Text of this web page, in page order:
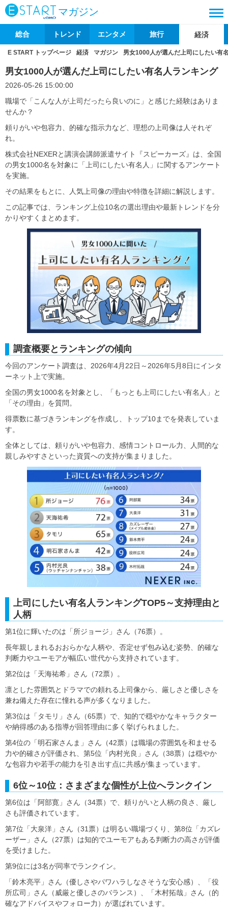
マガジン
総合 トレンド エンタメ 旅行 経済
E START トップページ 経済 マガジン 男女1000人が選んだ上司にしたい有
男女1000人が選んだ上司にしたい有名人ランキング
2026-05-26 15:00:00
職場で「こんな人が上司だったら良いのに」と感じた経験はありま
せんか？
頼りがいや包容力、的確な指示力など、理想の上司像は人それぞ
れ。
株式会社NEXERと講演会講師派遣サイト『スピーカーズ』は、全国
の男女1000名を対象に「上司にしたい有名人」に関するアンケート
を実施。
その結果をもとに、人気上司像の理由や特徴を詳細に解説します。
この記事では、ランキング上位10名の選出理由や最新トレンドを分
かりやすくまとめます。
調査概要とランキングの傾向
今回のアンケート調査は、2026年4月22日～2026年5月8日にインタ
ーネット上で実施。
全国の男女1000名を対象とし、「もっとも上司にしたい有名人」と
「その理由」を質問。
得票数に基づきランキングを作成し、トップ10までを発表していま
す。
全体としては、頼りがいや包容力、感情コントロール力、人間的な
親しみやすさといった資質への支持が集まりました。
上司にしたい有名人ランキングTOP5～支持理由と
人柄
第1位に輝いたのは「所ジョージ」さん（76票）。
長年親しまれるおおらかな人柄や、否定せず包み込む姿勢、的確な
判断力やユーモアが幅広い世代から支持されています。
第2位は「天海祐希」さん（72票）。
凛とした雰囲気とドラマでの頼れる上司像から、厳しさと優しさを
兼ね備えた存在に憧れる声が多くなりました。
第3位は「タモリ」さん（65票）で、知的で穏やかなキャラクター
や納得感のある指導が回答理由に多く挙げられました。
第4位の「明石家さんま」さん（42票）は職場の雰囲気を和ませる
力や的確さが評価され、第5位「内村光良」さん（38票）は穏やか
な包容力や若手の能力を引き出す点に共感が集まっています。
6位～10位：さまざまな個性が上位へランクイン
第6位は「阿部寛」さん（34票）で、頼りがいと人柄の良さ、厳し
さも評価されています。
第7位「大泉洋」さん（31票）は明るい職場づくり、第8位「カズレ
ーザー」さん（27票）は知的でユーモアもある判断力の高さが評価
を受けました。
第9位には3名が同率でランクイン。
「鈴木亮平」さん（優しさやパワハラしなさそうな安心感）、「役
所広司」さん（威厳と優しさのバランス）、「木村拓哉」さん（的
確なアドバイスやフォロー力）が選ばれています。